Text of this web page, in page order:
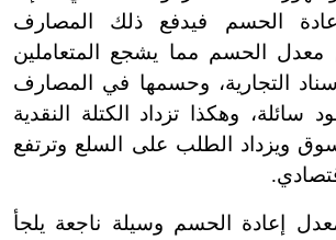
الحسم فيدفع ذلك المصارف
معدل الحسم مما يشجع المتعاملين
التجارية، وحسمها في المصارف
وهكذا تزداد الكتلة النقدية
ويزداد الطلب على السلع وترتفع
إعادة الحسم وسيلة ناجعة يلجأ